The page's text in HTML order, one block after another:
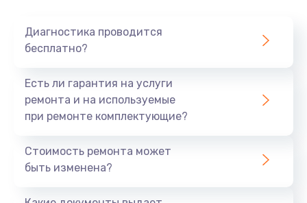
890 руб.
Замена тачпада
990 руб.
Замена динамика
Диагностика проводится
бесплатно?
Есть ли гарантия на услуги
ремонта и на используемые
при ремонте комплектующие?
Стоимость ремонта может
быть изменена?